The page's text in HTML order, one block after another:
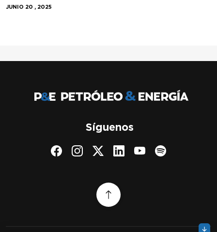
JUNIO 20 , 2025
Síguenos